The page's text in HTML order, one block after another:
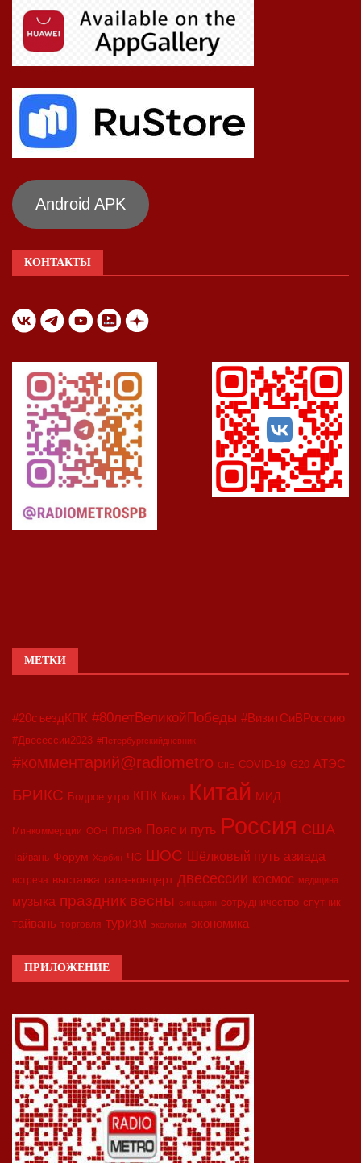
Android APK
КОНТАКТЫ
МЕТКИ
#20съездКПК #80летВеликойПобеды #ВизитСиВРоссию
#Двесессии2023 #Петербургскийдневник
#комментарий@radiometro CIIE COVID-19 G20 АТЭС
БРИКС Бодрое утро КПК Кино Китай МИД
Минкоммерции ООН ПМЭФ Пояс и путь Россия США
Тайвань Форум Харбин ЧС ШОС Шёлковый путь азиада
встреча выставка гала-концерт двесессии космос медицина
музыка праздник весны синьцзян сотрудничество спутник
тайвань торговля туризм экология экономика
ПРИЛОЖЕНИЕ